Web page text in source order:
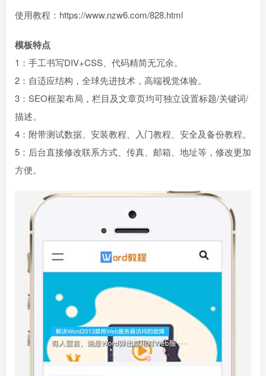
使用教程：https://www.nzw6.com/828.html
模板特点
1：手工书写DIV+CSS、代码精简无冗余。
2：自适应结构，全球先进技术，高端视觉体验。
3：SEO框架布局，栏目及文章页均可独立设置标题/关键词/
描述。
4：附带测试数据、安装教程、入门教程、安全及备份教程。
5：后台直接修改联系方式、传真、邮箱、地址等，修改更加
方便。